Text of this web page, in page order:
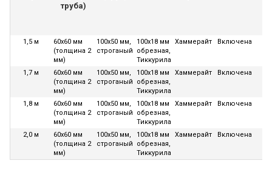
труба)
1,5 м
60х60 мм
(толщина 2
мм)
100х50 мм,
строганый
100х18 мм
обрезная,
Тиккурила
Хаммерайт Включена
1,7 м
60х60 мм
(толщина 2
мм)
100х50 мм,
строганый
100х18 мм
обрезная,
Тиккурила
Хаммерайт Включена
1,8 м
60х60 мм
(толщина 2
мм)
100х50 мм,
строганый
100х18 мм
обрезная,
Тиккурила
Хаммерайт Включена
2,0 м
60х60 мм
(толщина 2
мм)
100х50 мм,
строганый
100х18 мм
обрезная,
Тиккурила
Хаммерайт Включена